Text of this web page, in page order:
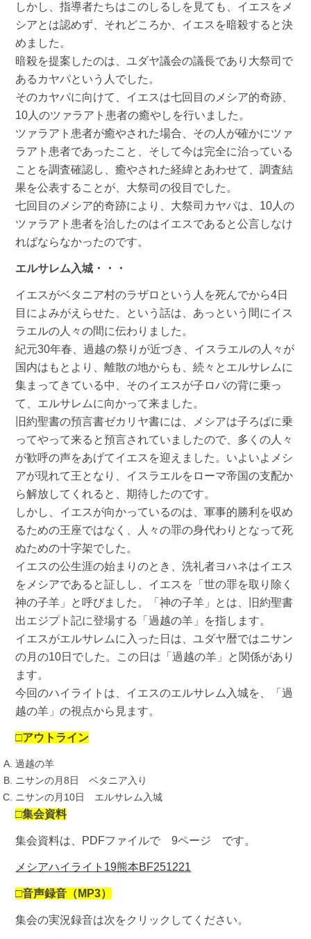
しかし、指導者たちはこのしるしを見ても、イエスをメ
シアとは認めず、それどころか、イエスを暗殺すると決
めました。
暗殺を提案したのは、ユダヤ議会の議長であり大祭司で
あるカヤパという人でした。
そのカヤパに向けて、イエスは七回目のメシア的奇跡、
10人のツァラアト患者の癒やしを行いました。
ツァラアト患者が癒やされた場合、その人が確かにツァ
ラアト患者であったこと、そして今は完全に治っている
ことを調査確認し、癒やされた経緯とあわせて、調査結
果を公表することが、大祭司の役目でした。
七回目のメシア的奇跡により、大祭司カヤパは、10人の
ツァラアト患者を治したのはイエスであると公言しなけ
ればならなかったのです。
エルサレム入城・・・
イエスがベタニア村のラザロという人を死んでから4日
目によみがえらせた、という話は、あっという間にイス
ラエルの人々の間に伝わりました。
紀元30年春、過越の祭りが近づき、イスラエルの人々が
国内はもとより、離散の地からも、続々とエルサレムに
集まってきている中、そのイエスが子ロバの背に乗っ
て、エルサレムに向かって来ました。
旧約聖書の預言書ゼカリヤ書には、メシアは子ろばに乗
ってやって来ると預言されていましたので、多くの人々
が歓呼の声をあげてイエスを迎えました。いよいよメシ
アが現れて王となり、イスラエルをローマ帝国の支配か
ら解放してくれると、期待したのです。
しかし、イエスが向かっているのは、軍事的勝利を収め
るための王座ではなく、人々の罪の身代わりとなって死
ぬための十字架でした。
イエスの公生涯の始まりのとき、洗礼者ヨハネはイエス
をメシアであると証しし、イエスを「世の罪を取り除く
神の子羊」と呼びました。「神の子羊」とは、旧約聖書
出エジプト記に登場する「過越の羊」を指します。
イエスがエルサレムに入った日は、ユダヤ暦ではニサン
の月の10日でした。この日は「過越の羊」と関係があり
ます。
今回のハイライトは、イエスのエルサレム入城を、「過
越の羊」の視点から見ます。
□アウトライン
過越の羊
ニサンの月8日 ベタニア入り
ニサンの月10日 エルサレム入城
□集会資料
集会資料は、PDFファイルで 9ページ です。
メシアハイライト19熊本BF251221
□音声録音（MP3）
集会の実況録音は次をクリックしてください。